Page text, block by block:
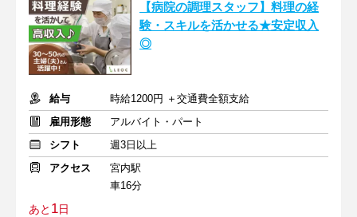
【病院の調理スタッフ】料理の経
験・スキルを活かせる★安定収入
◎
給与
時給1200円 ＋交通費全額支給
雇用形態
アルバイト・パート
シフト
週3日以上
アクセス
宮内駅
車16分
あと 1日